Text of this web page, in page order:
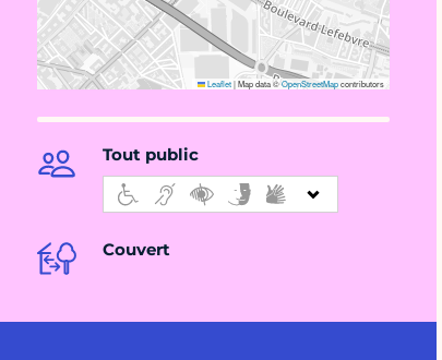
Leaflet|Map data ©OpenStreetMapcontributors
Tout public
Couvert